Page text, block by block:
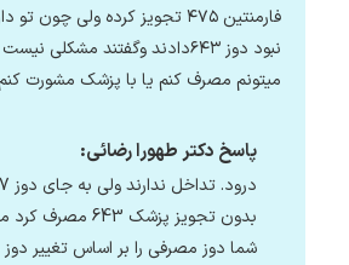
فارمنتین ۴۷۵ تجویز کرده ولی چون
نبود دوز ۶۴۳دادند وگفتند مشکلی
میتونم مصرف کنم یا با پزشک مشورت
پاسخ دکتر طهورا رضائی:
بدون تجویز پزشک
شما دوز مصرفی را بر اساس تغییر دوز